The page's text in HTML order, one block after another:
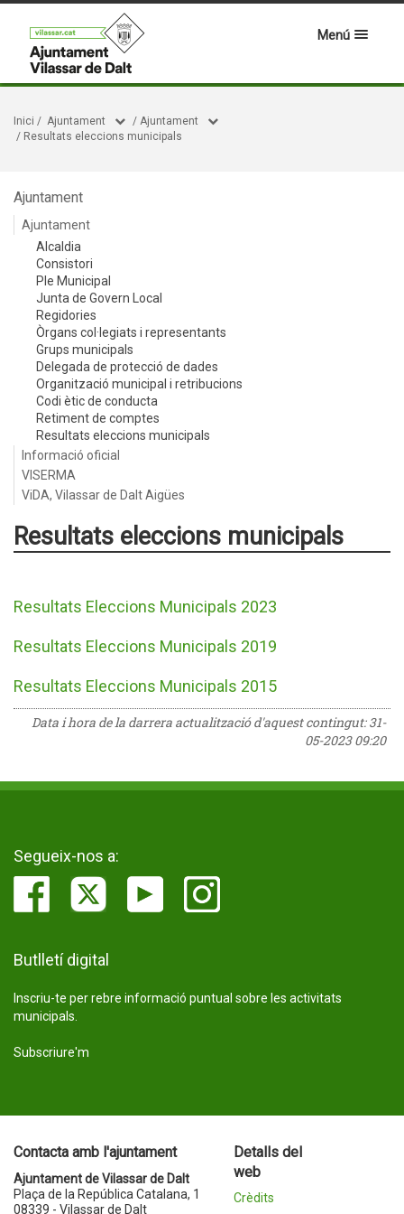
Menú
Inici / Ajuntament / Ajuntament
/ Resultats eleccions municipals
Ajuntament
Ajuntament
Alcaldia
Consistori
Ple Municipal
Junta de Govern Local
Regidories
Òrgans col·legiats i representants
Grups municipals
Delegada de protecció de dades
Organització municipal i retribucions
Codi ètic de conducta
Retiment de comptes
Resultats eleccions municipals
Informació oficial
VISERMA
ViDA, Vilassar de Dalt Aigües
Resultats eleccions municipals
Resultats Eleccions Municipals 2023
Resultats Eleccions Municipals 2019
Resultats Eleccions Municipals 2015
Data i hora de la darrera actualització d'aquest contingut:31-
05-2023 09:20
Segueix-nos a:
Butlletí digital
Inscriu-te per rebre informació puntual sobre les activitats
municipals.
Subscriure'm
Contacta amb l'ajuntament
Ajuntament de Vilassar de Dalt
Plaça de la República Catalana, 1
08339 - Vilassar de Dalt
Detalls del
web
Crèdits